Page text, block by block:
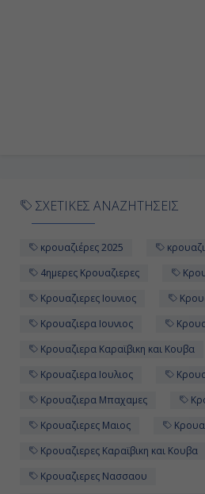
ΣΧΕΤΙΚΕΣ ΑΝΑΖΗΤΗΣΕΙΣ
κρουαζιέρες 2025
4ημερες Κρουαζιερες
Κρουαζιερες Ιουνιος
Κρουαζιερα Ιουνιος
Κρουαζιερα Καραϊβικη και Κουβα
Κρουαζιερα Ιουλιος
Κρουαζιερα Μπαχαμες
Κρουαζιερες Μαιος
Κρουαζιερες Καραϊβικη και Κουβα
Κρουαζιερες Νασσαου